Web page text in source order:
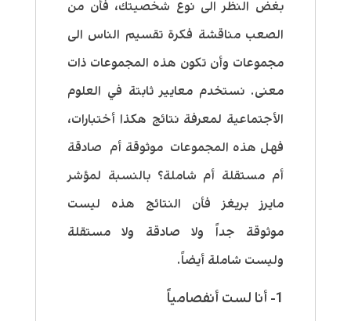
بغض النظر الى نوع شخصيتك، فأن من
الصعب مناقشة فكرة تقسيم الناس الى
مجموعات وأن تكون هذه المجموعات ذات
معنى. نستخدم معايير ثابتة في العلوم
الأجتماعية لمعرفة نتائج هكذا أختبارات،
فهل هذه المجموعات موثوقة أم صادقة
أم مستقلة أم شاملة؟ بالنسبة لمؤشر
مايرز بريغز فأن النتائج هذه ليست
موثوقة جداً ولا صادقة ولا مستقلة
وليست شاملة أيضاً.
1- أنا لست أنفصامياً